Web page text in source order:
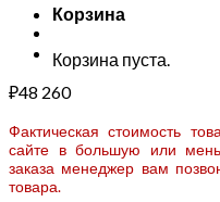
Корзина
Корзина пуста.
₽48 260
Фактическая стоимость
сайте в большую или
заказа менеджер вам
товара.